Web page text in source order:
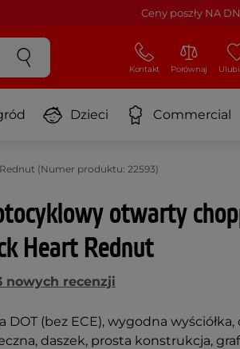
Ceny poszły NA
Kontakt Porównaj
Dzieci Commercial
(Numer produktu: 22593)
otwarty
Heart Rednut
nowych recenzji
DOT (bez ECE), wygodna wyściółka,
daszek, prosta konstrukcja,